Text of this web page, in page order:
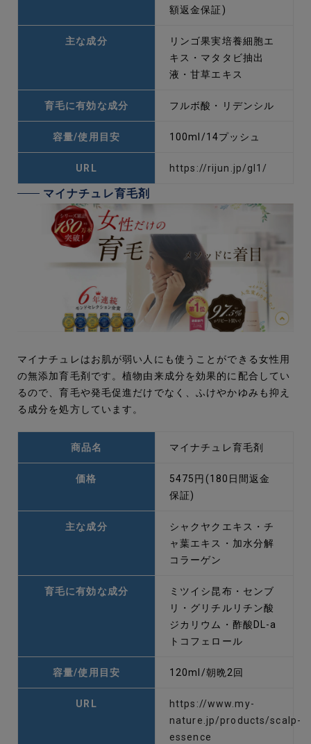
額返金保証)
主な成分
リンゴ果実培養細胞エ
キス・マタタビ抽出
液・甘草エキス
育毛に有効な成分 フルボ酸・リデンシル
容量/使用目安 100ml/14プッシュ
URL https://rijun.jp/gl1/
マイナチュレ育毛剤
マイナチュレはお肌が弱い人にも使うことができる女性用
の無添加育毛剤です。植物由来成分を効果的に配合してい
るので、育毛や発毛促進だけでなく、ふけやかゆみも抑え
る成分を処方しています。
商品名 マイナチュレ育毛剤
価格
5475円(180日間返金
保証)
主な成分
シャクヤクエキス・チ
ャ葉エキス・加水分解
コラーゲン
育毛に有効な成分
ミツイシ昆布・センブ
リ・グリチルリチン酸
ジカリウム・酢酸DL-a
トコフェロール
容量/使用目安 120ml/朝晩2回
URL
https://www.my-
nature.jp/products/scalp-
essence